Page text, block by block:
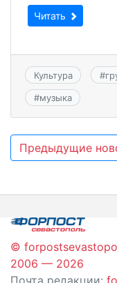
Читать
Культура #
#музыка
записям
Предыдущие
©
2006 — 2026